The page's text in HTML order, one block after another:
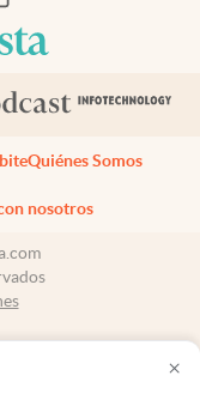
×
Quiénes Somos
nosotros